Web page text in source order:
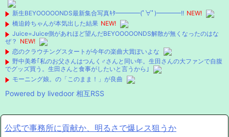
新生BEYOOOOONDS最新集合写真ｷﾀ━━━━(ﾟ∀ﾟ)━━━━!! NEW!
橋迫鈴ちゃんが本気出した結果 NEW!
Juice=Juice側があれほど望んだBEYOOOOONDS解散が無くなったのはな
ぜ？ NEW!
恋のクラウチングスタートが今年の楽曲大賞ぽいよな
野中美希｢私のお父さんはつんく♂さんと同い年。生田さんの大ファンで自腹
でグッズ買う。生田さんと食事がしたいと言うから｣
モーニング娘。の「このまま！」が良曲
Powered by livedoor 相互RSS
公式で事務所に貢献か、明るさで爆レス狙うか